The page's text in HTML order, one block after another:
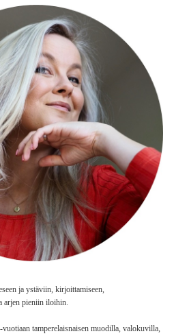
ja ystäviin, kirjoittamiseen,
arjen pieniin iloihin.
tamperelaisnaisen muodilla, valokuvilla,